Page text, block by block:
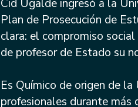
Cid Ugalde ingresó a la
Plan de Prosecución de
clara: el compromiso
de profesor de Estado su
Es Químico de origen de
profesionales durante más